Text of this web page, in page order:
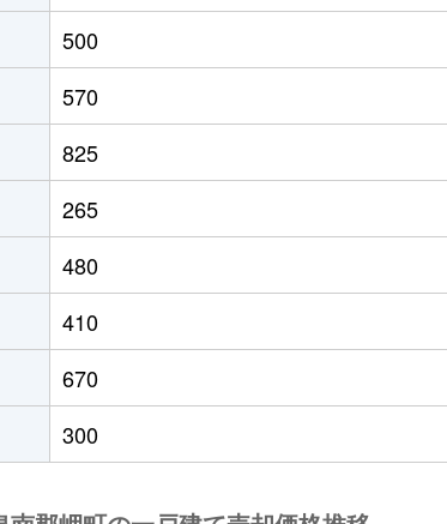
徒歩10分 195m² 125m²
徒歩12分 145m² 90m²
徒歩9分 210m² 95m²
徒歩12分 130m² 80m²
500
570
825
265
480
410
670
300